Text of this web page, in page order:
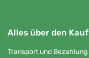
Alles über den Kauf
Transport und Bezahlung